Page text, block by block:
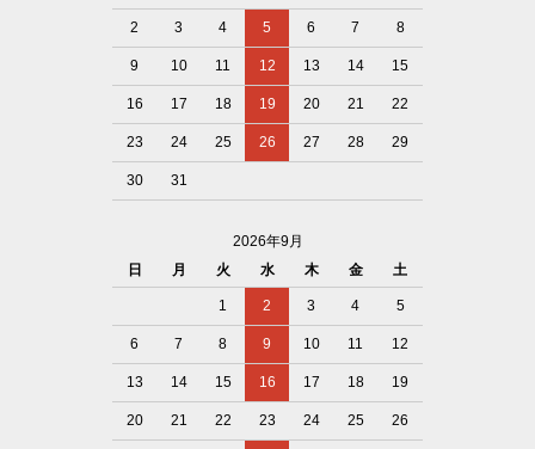
2 3 4 5 6 7 8
9 10 11 12 13 14 15
16 17 18 19 20 21 22
23 24 25 26 27 28 29
30 31
2026年9月
日
月 火 水 木 金 土
1 2 3 4 5
6 7 8 9 10 11 12
13 14 15 16 17 18 19
20 21 22 23 24 25 26